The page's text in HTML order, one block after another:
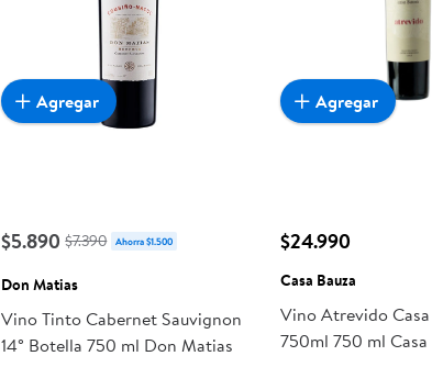
$5.890 $7.390 Ahorra $1.500
Don Matias
Vino Tinto Cabernet Sauvignon
14° Botella 750 ml Don Matias
Agregar
$24.990
Casa Bauza
Vino Atrevido Casa
750ml 750 ml Casa
Agregar